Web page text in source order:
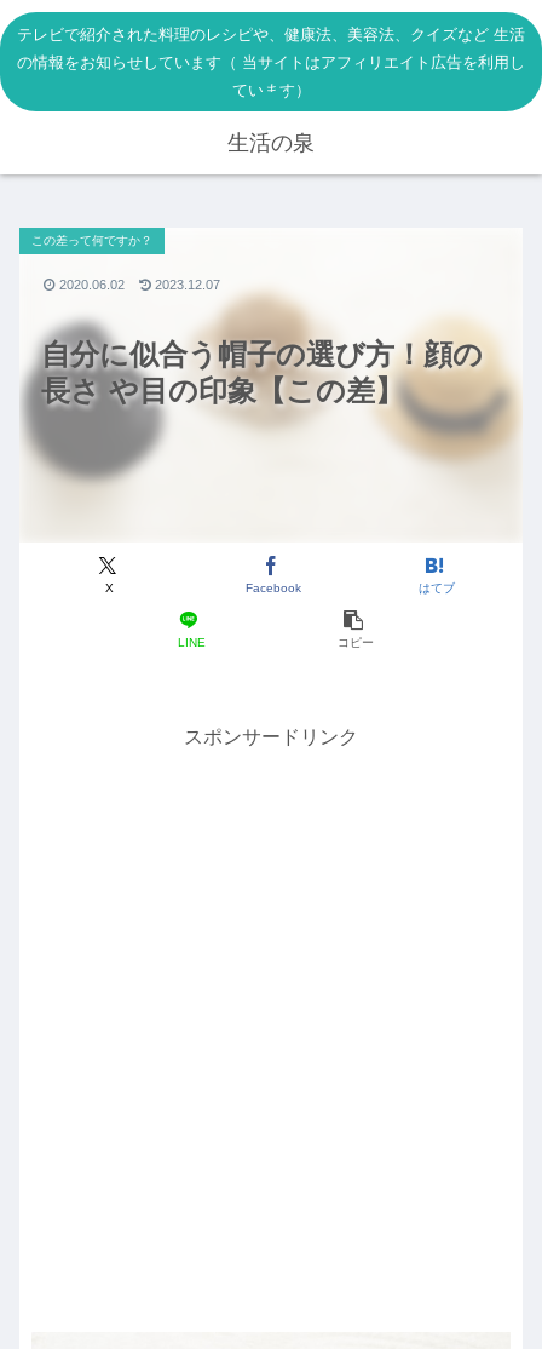
テレビで紹介された料理のレシピや、健康法、美容法、クイズなど 生活
の情報をお知らせしています（ 当サイトはアフィリエイト広告を利用し
ています）
生活の泉
自分に似合う帽子の選び方！顔の
長さ や目の印象【この差】
この差って何ですか？
X Facebook はてブ
LINE コピー
2020.06.02 2023.12.07
スポンサードリンク